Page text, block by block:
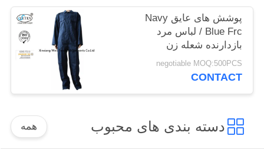
پوشش های عایق Navy
Blue Frc / لباس مرد
بازدارنده شعله زن
negotiable MOQ:500PCS
CONTACT
دسته بندی های محبوب همه